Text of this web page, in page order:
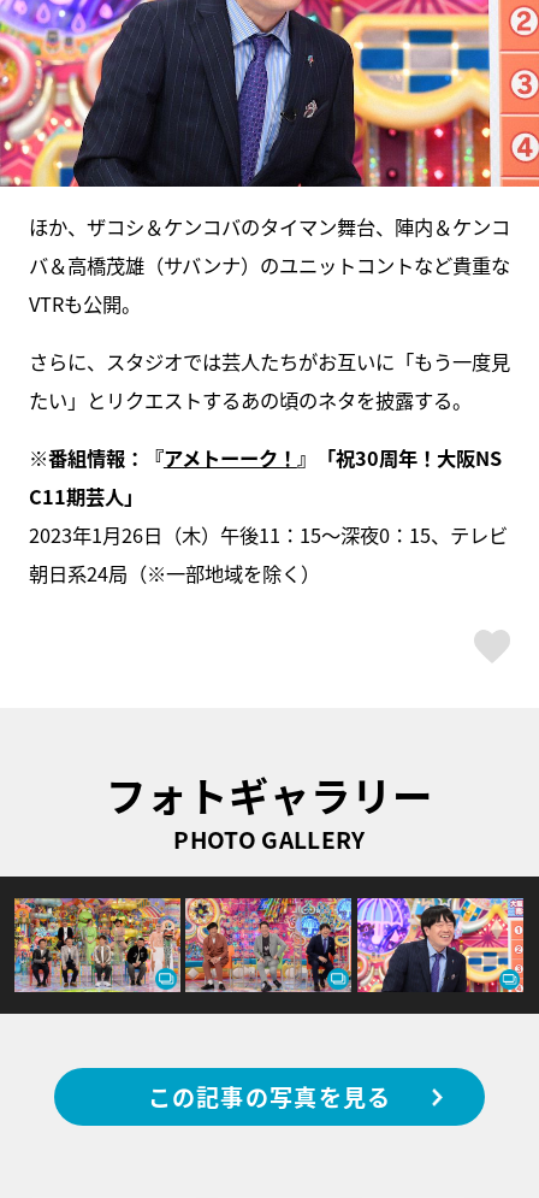
ほか、ザコシ＆ケンコバのタイマン舞台、陣内＆ケンコ
バ＆高橋茂雄（サバンナ）のユニットコントなど貴重な
VTRも公開。
さらに、スタジオでは芸人たちがお互いに「もう一度見
たい」とリクエストするあの頃のネタを披露する。
※番組情報：『アメトーーク！ 』「祝30周年！大阪NS
C11期芸人」
2023年1月26日（木）午後11：15～深夜0：15、テレビ
朝日系24局（※一部地域を除く）
フォトギャラリー
PHOTO GALLERY
この記事の写真を見る